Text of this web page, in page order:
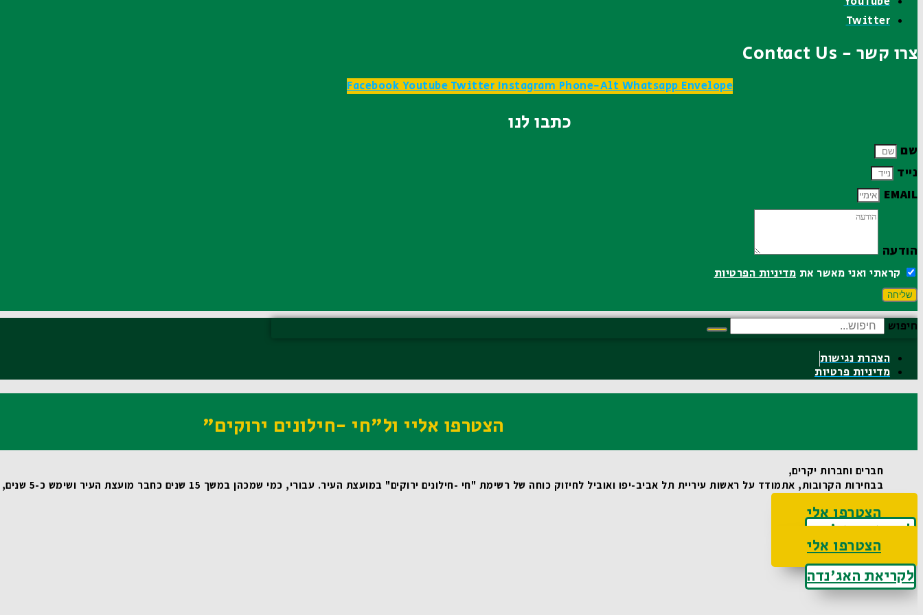
Twitter
צרו קשר - Contact Us
FacebookYoutubeTwitterInstagramPhone-AltWhatsappEnvelope
כתבו לנו
שם
נייד
EMAIL
הודעה
קראתי ואני מאשר את מדיניות הפרטיות
שליחה
חיפוש
הצהרת נגישות
מדיניות פרטיות
הצטרפו אליי ול"חי -חילונים ירוקים"
חברים וחברות יקרים,
בבחירות הקרובות, אתמודד על ראשות עיריית תל אביב-יפו ואוביל לחיזוק כוחה של רשימת "חי -חילונים ירוקים" במועצת העיר. עבורי, כמי שמכהן במשך 15 שנים כחבר מועצת העיר ושימש כ-5 שנים, כסגן ראש העיר, מדובר במהלך טבעי ומתבקש. עבורי זאת משימת חיים!
הצטרפו אלי
לקריאת האג'נדה
הצטרפו אלי
לקריאת האג'נדה